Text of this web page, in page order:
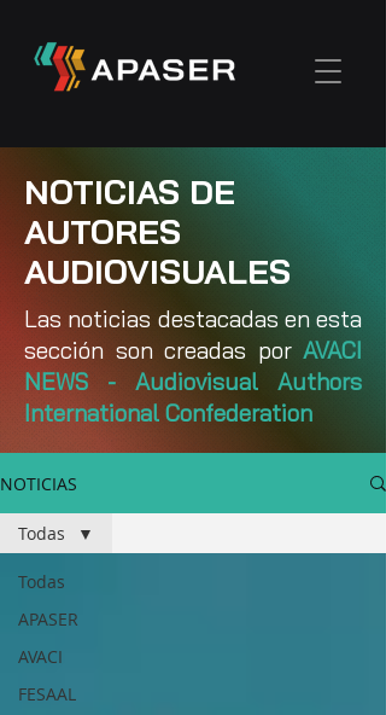
NOTICIAS DE
AUTORES
AUDIOVISUALES
Las noticias destacadas en esta
sección son creadas por AVACI
NEWS - Audiovisual Authors
International Confederation
NOTICIAS
Todas
APASER
AVACI
FESAAL
Todas